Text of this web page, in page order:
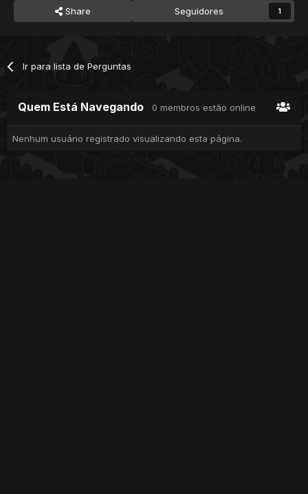
Share Seguidores 1
Ir para lista de Perguntas
Quem Está Navegando 0 membros estão online
Nenhum usuário registrado visualizando esta página.